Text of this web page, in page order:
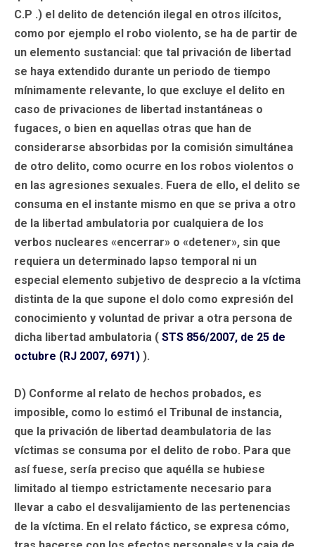
C.P .) el delito de detención ilegal en otros ilícitos,
como por ejemplo el robo violento, se ha de partir de
un elemento sustancial: que tal privación de libertad
se haya extendido durante un periodo de tiempo
mínimamente relevante, lo que excluye el delito en
caso de privaciones de libertad instantáneas o
fugaces, o bien en aquellas otras que han de
considerarse absorbidas por la comisión simultánea
de otro delito, como ocurre en los robos violentos o
en las agresiones sexuales. Fuera de ello, el delito se
consuma en el instante mismo en que se priva a otro
de la libertad ambulatoria por cualquiera de los
verbos nucleares «encerrar» o «detener», sin que
requiera un determinado lapso temporal ni un
especial elemento subjetivo de desprecio a la víctima
distinta de la que supone el dolo como expresión del
conocimiento y voluntad de privar a otra persona de
dicha libertad ambulatoria ( STS 856/2007, de 25 de
octubre (RJ 2007, 6971) ).
D) Conforme al relato de hechos probados, es
imposible, como lo estimó el Tribunal de instancia,
que la privación de libertad deambulatoria de las
víctimas se consuma por el delito de robo. Para que
así fuese, sería preciso que aquélla se hubiese
limitado al tiempo estrictamente necesario para
llevar a cabo el desvalijamiento de las pertenencias
de la víctima. En el relato fáctico, se expresa cómo,